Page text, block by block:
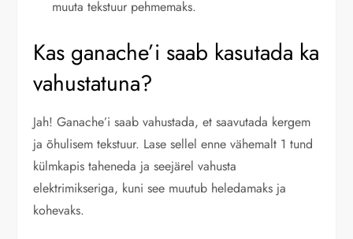
muuta tekstuur pehmemaks.
Kas ganache’i saab kasutada ka
vahustatuna?
Jah! Ganache’i saab vahustada, et saavutada kergem
ja õhulisem tekstuur. Lase sellel enne vähemalt 1 tund
külmkapis taheneda ja seejärel vahusta
elektrimikseriga, kuni see muutub heledamaks ja
kohevaks.